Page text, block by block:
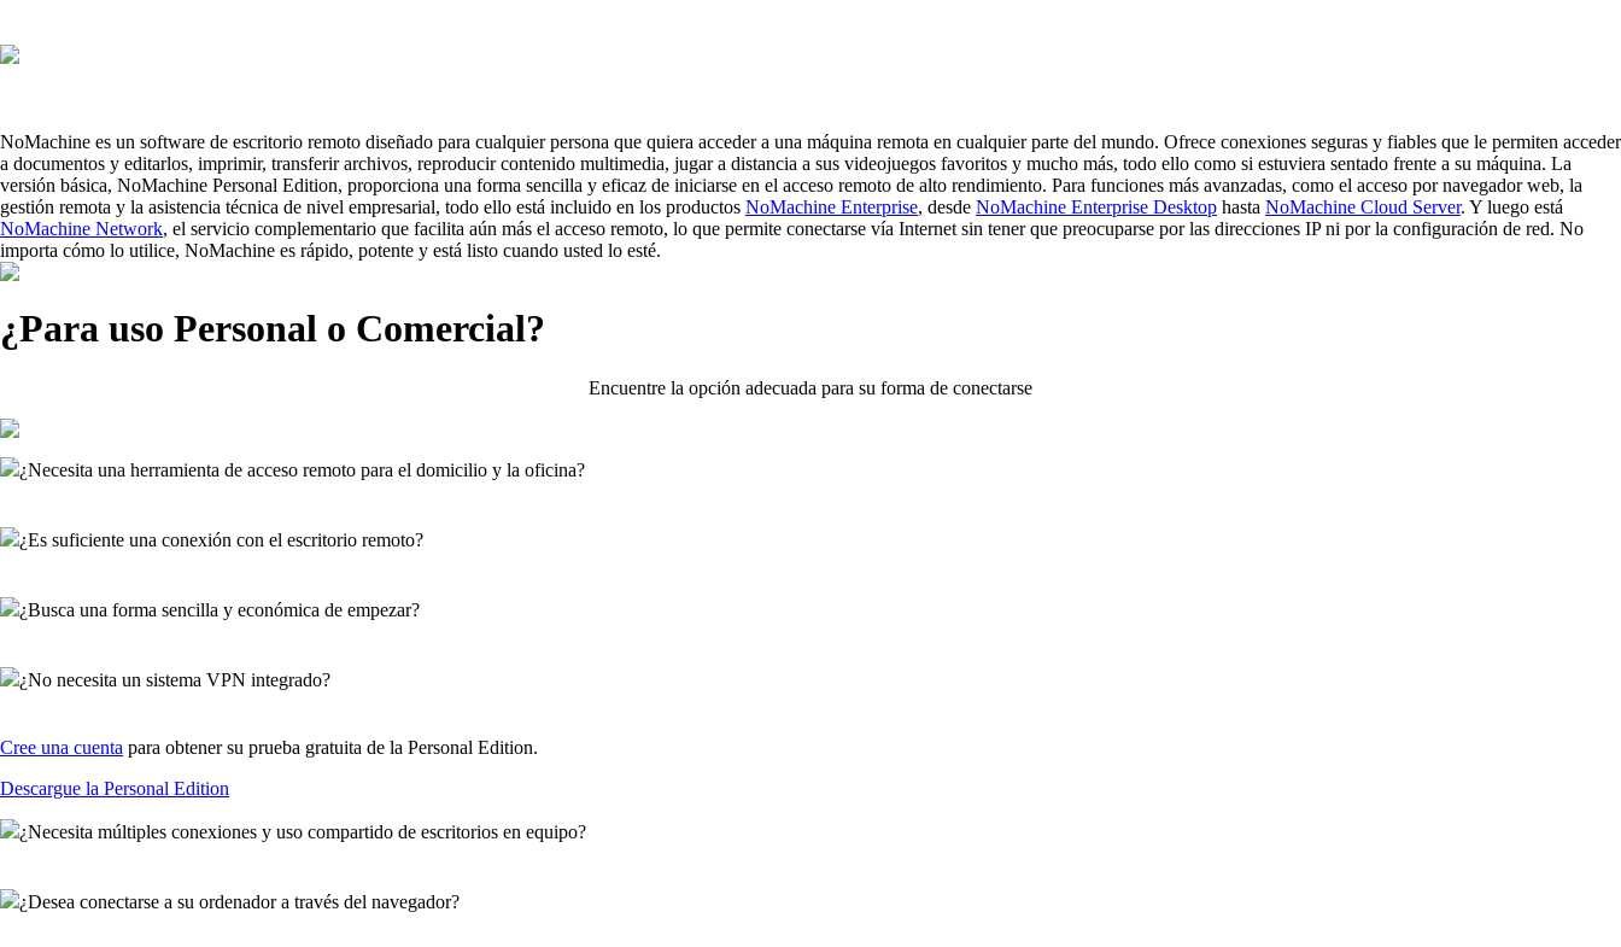
NoMachine es un software de escritorio remoto diseñado para cualquier persona que quiera acceder a una máquina remota en cualquier parte del mundo. Ofrece conexiones seguras y fiables que le permiten acceder
a documentos y editarlos, imprimir, transferir archivos, reproducir contenido multimedia, jugar a distancia a sus videojuegos favoritos y mucho más, todo ello como si estuviera sentado frente a su máquina. La
versión básica, NoMachine Personal Edition, proporciona una forma sencilla y eficaz de iniciarse en el acceso remoto de alto rendimiento. Para funciones más avanzadas, como el acceso por navegador web, la
gestión remota y la asistencia técnica de nivel empresarial, todo ello está incluido en los productos NoMachine Enterprise, desde NoMachine Enterprise Desktop hasta NoMachine Cloud Server. Y luego está
NoMachine Network, el servicio complementario que facilita aún más el acceso remoto, lo que permite conectarse vía Internet sin tener que preocuparse por las direcciones IP ni por la configuración de red. No
importa cómo lo utilice, NoMachine es rápido, potente y está listo cuando usted lo esté.
¿Para uso Personal o Comercial?
Encuentre la opción adecuada para su forma de conectarse
¿Necesita una herramienta de acceso remoto para el domicilio y la oficina?
¿Es suficiente una conexión con el escritorio remoto?
¿Busca una forma sencilla y económica de empezar?
¿No necesita un sistema VPN integrado?
Cree una cuenta para obtener su prueba gratuita de la Personal Edition.
Descargue la Personal Edition
¿Necesita múltiples conexiones y uso compartido de escritorios en equipo?
¿Desea conectarse a su ordenador a través del navegador?